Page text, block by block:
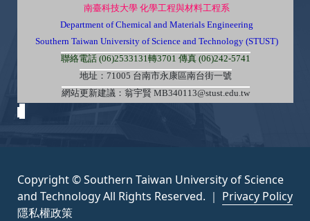
南臺科技大學 化學工程與材料工程系
Department of Chemical and Materials Engineering
Southern Taiwan University of Science and Technology (STUST)
聯絡電話 (06)2533131轉3701 傳真 (06)242-5741
地址：71005 台南市永康區南台街一號
網站更新建議：翁宇賢 MB340113@stust.edu.tw
Copyright © Southern Taiwan University of Science
and Technology All Rights Reserved. ｜ Privacy Policy
隱私權政策